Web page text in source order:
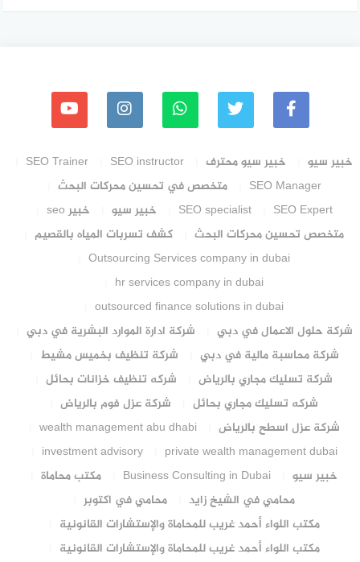
خبير سيو خبير سيو محترف SEO instructor
SEO Trainer
SEO Manager
متخصص في تحسين محركات البحث
SEO Expert
SEO specialist خبير سيو
خبير seo
متخصص تحسين محركات البحث
كشف تسربات المياه بالقصيم
Outsourcing Services company in dubai
hr services company in dubai
outsourced finance solutions in dubai
شركة حلول الاعمال في دبي
شركة ادارة الموارد البشرية في دبي
شركة محاسبة مالية في دبي
شركة تنظيف بخميس مشيط
شركة تسليك مجاري بالرياض
شركه تنظيف خزانات بحائل
شركه تسليك مجاري بحائل
شركة عزل فوم بالرياض
شركة عزل اسطح بالرياض
wealth management abu dhabi
private wealth management dubai
investment advisory
خبير سيو
Business Consulting in Dubai
مكتب محاماة
محامي في الشيخ زايد
محامي في اكتوبر
مكتب اللواء أحمد غريب للمحاماة والإستشارات القانونية
مكتب اللواء أحمد غريب للمحاماة والإستشارات القانونية